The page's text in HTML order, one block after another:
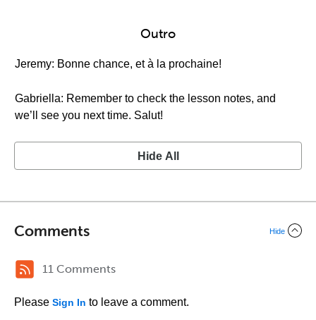
Outro
Jeremy: Bonne chance, et à la prochaine!
Gabriella: Remember to check the lesson notes, and
we’ll see you next time. Salut!
Hide All
Comments Hide
11 Comments
Please Sign In to leave a comment.